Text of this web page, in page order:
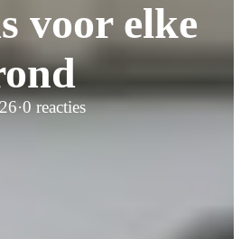
voor elke
·0 reacties